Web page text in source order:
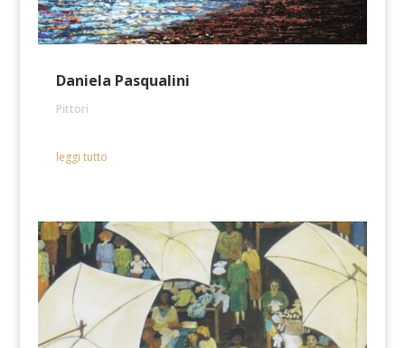
Daniela Pasqualini
Pittori
leggi tutto